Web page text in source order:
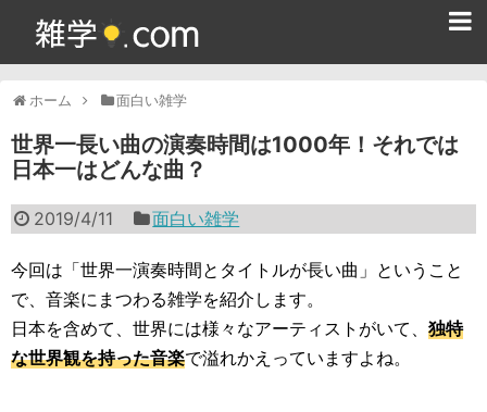
ホーム 面白い雑学
世界一長い曲の演奏時間は1000年！それでは
日本一はどんな曲？
2019/4/11 面白い雑学
今回は「世界一演奏時間とタイトルが長い曲」ということ
で、音楽にまつわる雑学を紹介します。
日本を含めて、世界には様々なアーティストがいて、 独特
な世界観を持った音楽で溢れかえっていますよね。
365日雑学カレンダー
面白い雑学
ためになる雑学
スポーツ雑学
食べ物雑学